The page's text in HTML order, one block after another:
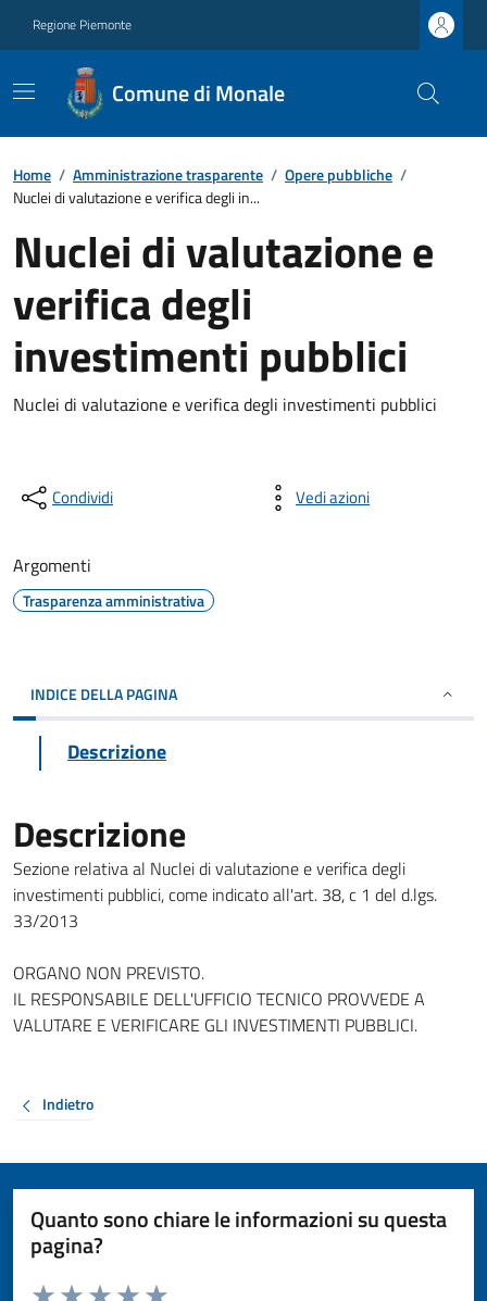
Regione Piemonte
Comune di Monale
Home / Amministrazione trasparente / Opere pubbliche /
Nuclei di valutazione e verifica degli in...
Nuclei di valutazione e
verifica degli
investimenti pubblici
Nuclei di valutazione e verifica degli investimenti pubblici
Condividi Vedi azioni
Argomenti
Trasparenza amministrativa
INDICE DELLA PAGINA
Descrizione
Descrizione
Sezione relativa al Nuclei di valutazione e verifica degli
investimenti pubblici, come indicato all'art. 38, c 1 del d.lgs.
33/2013
ORGANO NON PREVISTO.
IL RESPONSABILE DELL'UFFICIO TECNICO PROVVEDE A
VALUTARE E VERIFICARE GLI INVESTIMENTI PUBBLICI.
Indietro
Quanto sono chiare le informazioni su questa
pagina?
Valuta da 1 a 5 stelle la pagina